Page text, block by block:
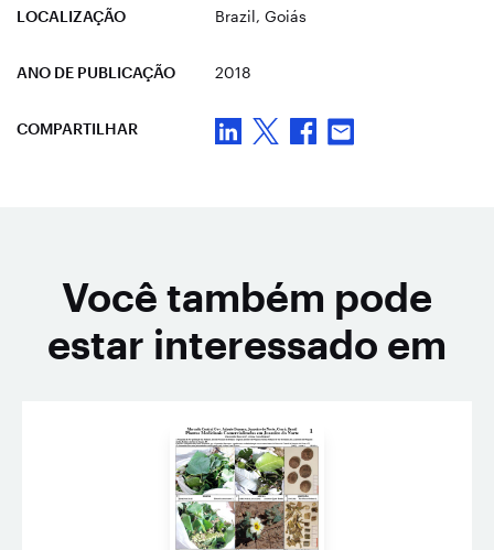
LOCALIZAÇÃO Brazil, Goiás
ANO DE PUBLICAÇÃO 2018
COMPARTILHAR
Você também pode
estar interessado em